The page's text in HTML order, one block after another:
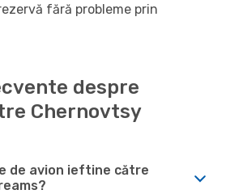
fără probleme prin
despre
Chernovtsy
de avion ieftine către